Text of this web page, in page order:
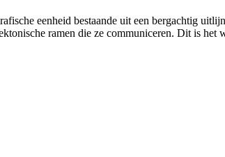
eenheid bestaande uit een bergachtig
ramen die ze communiceren. Dit is het